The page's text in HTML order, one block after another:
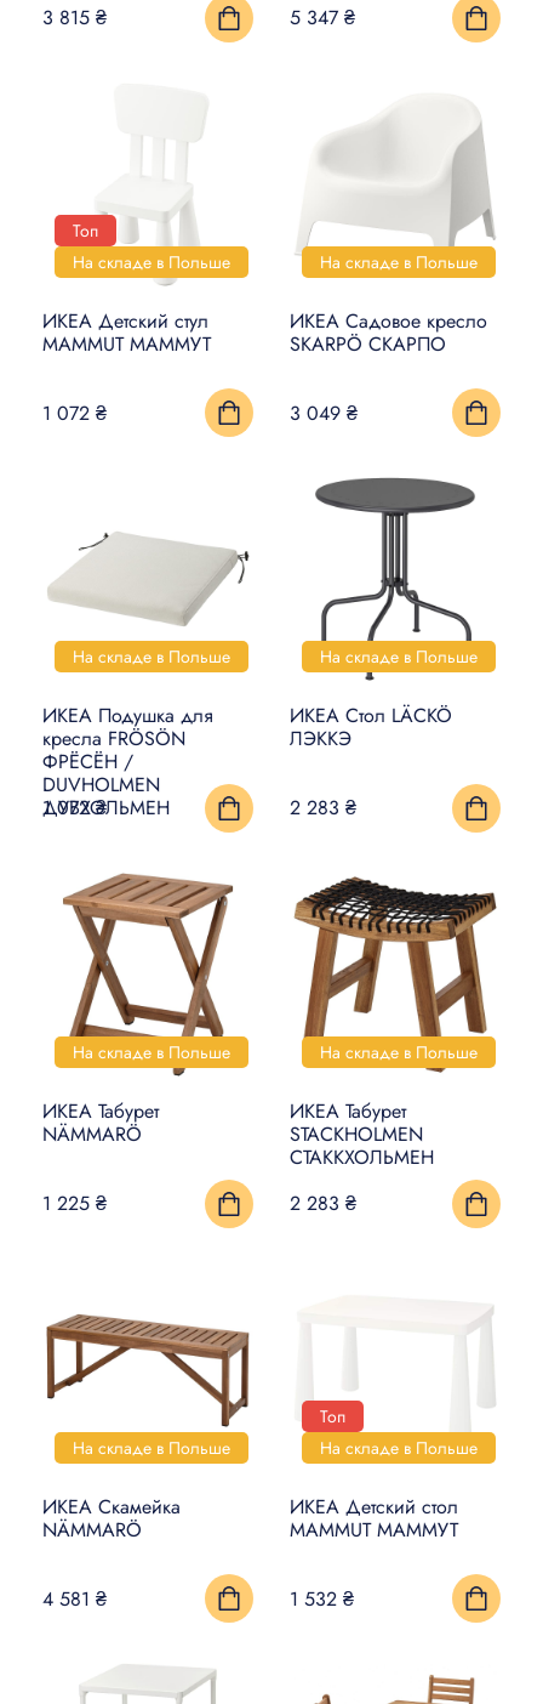
3 815 ₴
5 347 ₴
Топ
На складе в Польше
ИКЕА Детский стул
MAMMUT МАММУТ
1 072 ₴
На складе в Польше
ИКЕА Садовое кресло
SKARPÖ СКАРПО
3 049 ₴
На складе в Польше
ИКЕА Подушка для
кресла FRÖSÖN
ФРЁСЁН /
DUVHOLMEN
ДУВХОЛЬМЕН
1 072 ₴
На складе в Польше
ИКЕА Стол LÄCKÖ
ЛЭККЭ
2 283 ₴
На складе в Польше
ИКЕА Табурет
NÄMMARÖ
1 225 ₴
На складе в Польше
ИКЕА Табурет
STACKHOLMEN
СТАККХОЛЬМЕН
2 283 ₴
На складе в Польше
ИКЕА Скамейка
NÄMMARÖ
4 581 ₴
Топ
На складе в Польше
ИКЕА Детский стол
MAMMUT МАММУТ
1 532 ₴